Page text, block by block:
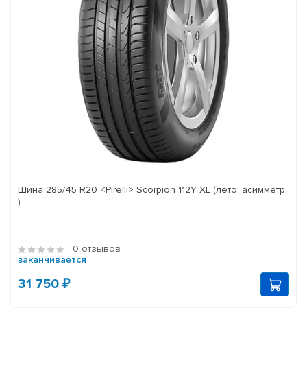
Шина 285/45 R20 <Pirelli> Scorpion 112Y XL (лето; асимметр.
)
0 отзывов
заканчивается
31 750 ₽